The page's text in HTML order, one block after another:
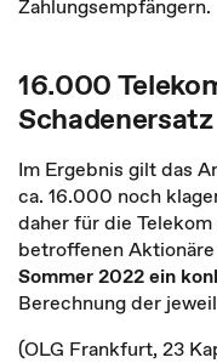
Zahlungsempfängern.
16.000
Schadenersatz
Im Ergebnis gilt das
ca. 16.000 noch
daher für die
betroffenen
Sommer 2022 ein
Berechnung der
(OLG Frankfurt, 23